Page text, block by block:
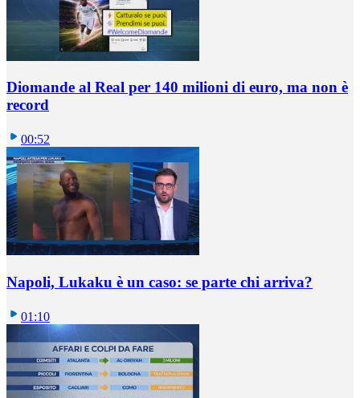
Diomande al Real per 140 milioni di euro, ma non è
record
00:52
Napoli, Lukaku è un caso: se parte chi arriva?
01:10